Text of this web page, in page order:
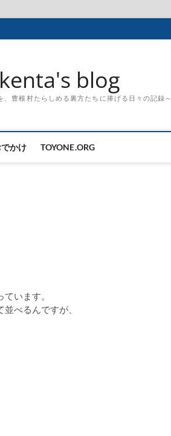
kenta's blog
、豊根村たらしめる裏方たちに捧げる日々の記録～
でかけ TOYONE.ORG
います。
べるんですが、